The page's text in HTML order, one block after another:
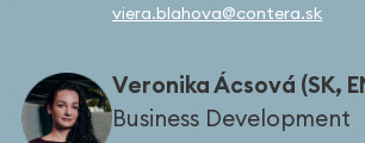
viera.blahova@contera.sk
Veronika Ácsová (SK,
Business Development